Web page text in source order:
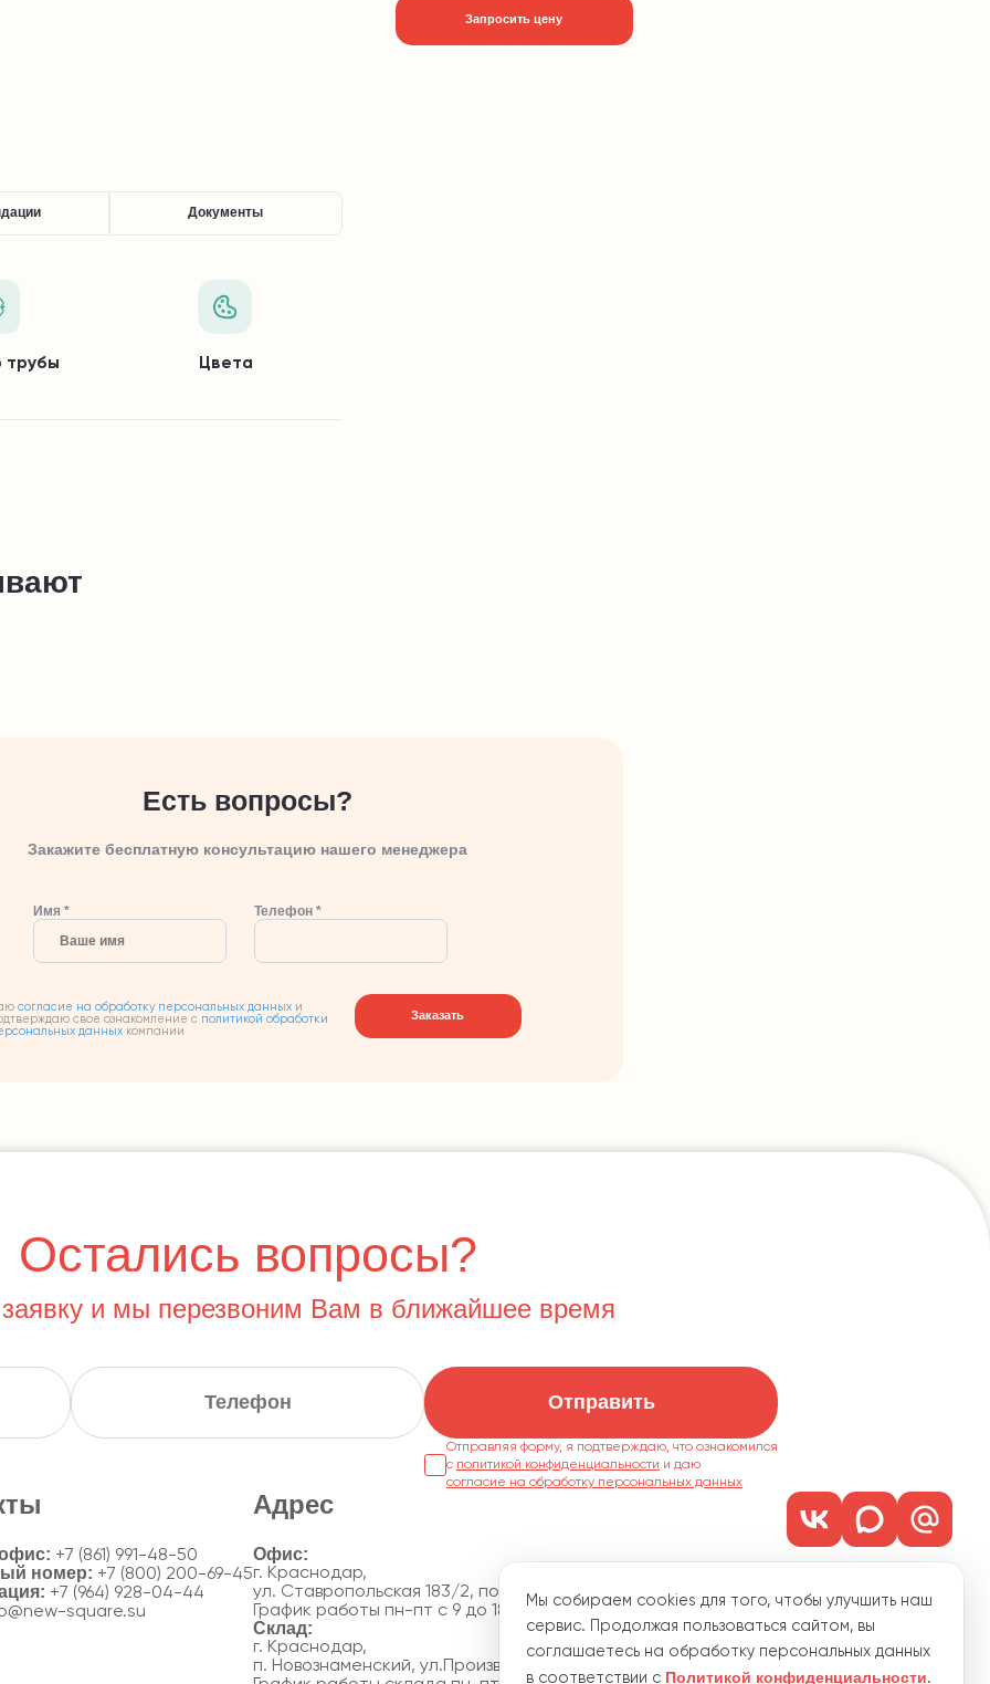
Запросить цену
Документы
трубы Цвета
Есть вопросы?
Закажите бесплатную консультацию нашего менеджера
Имя * Телефон *
согласие на обработку персональных данных и
свое ознакомление с политикой обработки
данных компании
Заказать
Остались вопросы?
заявку и мы перезвоним Вам в ближайшее время
Отправить
Отправляя форму, я подтверждаю, что ознакомился
с политикой конфиденциальности
согласие на обработку персональных данных
+7 (861) 991-48-50
номер: +7 (800) 200-69-45
+7 (964) 928-04-44
square.su
Адрес
г. Краснодар,
ул. Ставропольская 183/2, пом. 1101
График работы пн-пт с 9 до 18
г. Краснодар,
п. Новознаменский, ул.Производственная, 15
Мы собираем cookies для того, чтобы улучшить наш
сервис. Продолжая пользоваться сайтом, вы
соглашаетесь на обработку персональных данных
в соответствии с Политикой конфиденциальности.